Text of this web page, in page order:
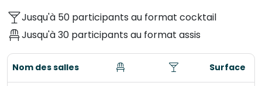
Jusqu'à 50 participants au format cocktail
Jusqu'à 30 participants au format assis
Nom des salles Surface